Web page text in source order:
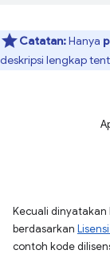
Catatan:Hanya
deskripsi lengkap
Kecuali dinyatakan
berdasarkan
contoh kode